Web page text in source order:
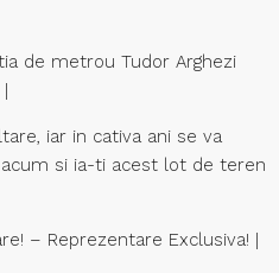
de metrou Tudor Arghezi
iar in cativa ani se va
si ia-ti acest lot de teren
– Reprezentare Exclusiva! |